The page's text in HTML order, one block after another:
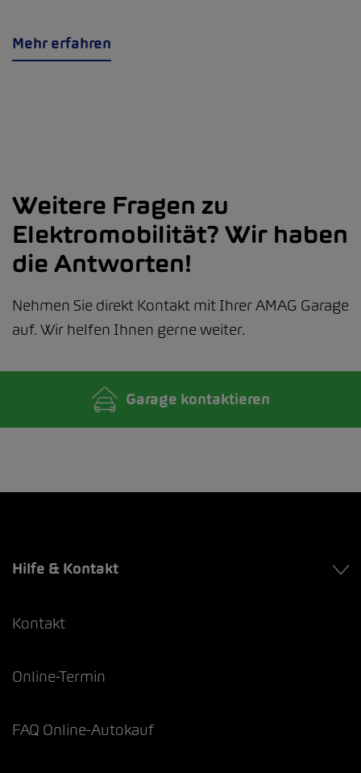
Mehr erfahren
Weitere Fragen zu
Elektromobilität? Wir haben
die Antworten!
Nehmen Sie direkt Kontakt mit Ihrer AMAG Garage
auf. Wir helfen Ihnen gerne weiter.
Garage kontaktieren
Hilfe & Kontakt
Kontakt
Online-Termin
FAQ Online-Autokauf